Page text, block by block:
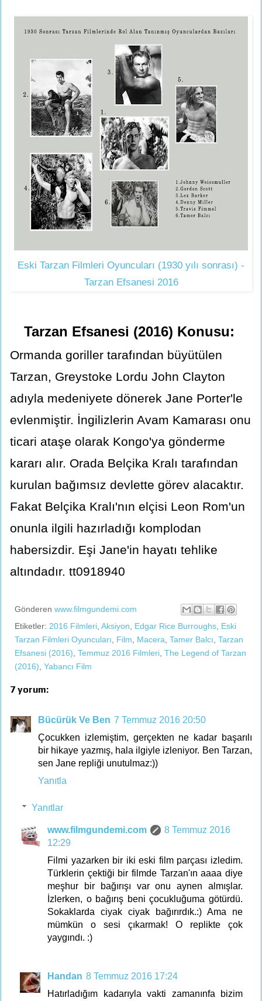
Eski Tarzan Filmleri Oyuncuları (1930 yılı sonrası) -
Tarzan Efsanesi 2016
Tarzan Efsanesi (2016) Konusu:
Ormanda goriller tarafından büyütülen
Tarzan, Greystoke Lordu John Clayton
adıyla medeniyete dönerek Jane Porter'le
evlenmiştir. İngilizlerin Avam Kamarası onu
ticari ataşe olarak Kongo'ya gönderme
kararı alır. Orada Belçika Kralı tarafından
kurulan bağımsız devlette görev alacaktır.
Fakat Belçika Kralı'nın elçisi Leon Rom'un
onunla ilgili hazırladığı komplodan
habersizdir. Eşi Jane'in hayatı tehlike
altındadır. tt0918940
Gönderen www.filmgundemi.com
Etiketler: 2016 Filmleri Aksiyon Edgar Rice Burroughs Eski
Tarzan Filmleri Oyuncuları
Film Macera Tamer Balcı Tarzan
Efsanesi (2016) Temmuz 2016 Filmleri The Legend of Tarzan
(2016) Yabancı Film
7 yorum:
Bücürük Ve Ben 7 Temmuz 2016 20:50
Çocukken izlemiştim, gerçekten ne kadar başarılı
bir hikaye yazmış, hala ilgiyle izleniyor. Ben Tarzan,
sen Jane repliği unutulmaz:))
Yanıtla
Yanıtlar
www.filmgundemi.com
8 Temmuz 2016
12:29
Filmi yazarken bir iki eski film parçası izledim.
Türklerin çektiği bir filmde Tarzan'ın aaaa diye
meşhur bir bağırışı var onu aynen almışlar.
İzlerken, o bağırış beni çocukluğuma götürdü.
Sokaklarda ciyak ciyak bağırırdık.:) Ama ne
mümkün o sesi çıkarmak! O replikte çok
yaygındı. :)
Handan 8 Temmuz 2016 17:24
Hatırladığım kadarıyla vakti zamanınfa bizim